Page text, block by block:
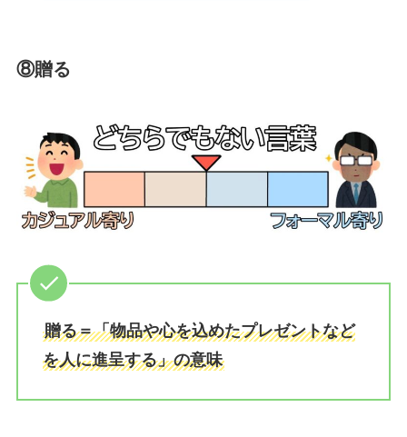
⑧贈る
贈る＝「物品や心を込めたプレゼントなど
を人に進呈する」の意味